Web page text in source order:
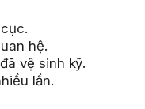
hệ.
vệ sinh kỹ.
lần.